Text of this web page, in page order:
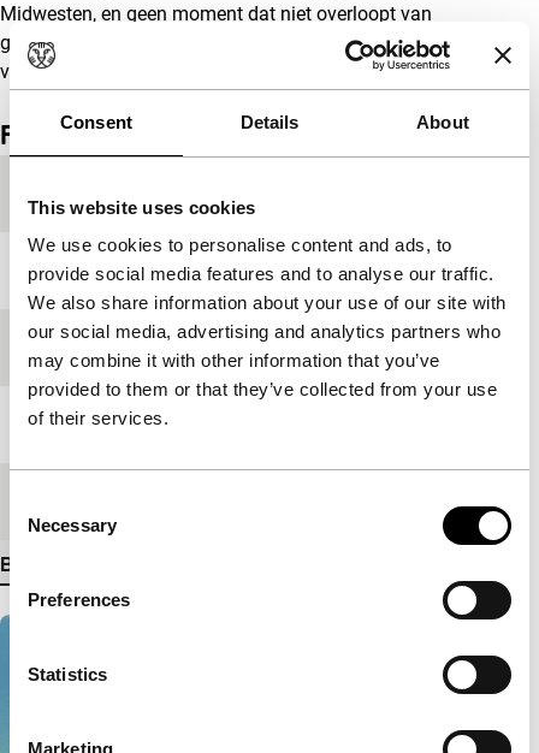
Consent Details About
This website uses cookies
We use cookies to personalise content and ads, to
provide social media features and to analyse our traffic.
We also share information about your use of our site with
our social media, advertising and analytics partners who
may combine it with other information that you’ve
provided to them or that they’ve collected from your use
of their services.
Selection
Necessary
Preferences
Statistics
Marketing
Midwesten, en geen moment dat niet overloopt van
geheimzinnigheid, ontwijking, eenzaamheid, ontaarding of
verholen vreugde.
Film details
Jaar 1986
IFFR 2008
Lengte
Bekijk meer details